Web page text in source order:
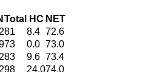
Total HC NET
81 8.4 72.6
73 0.0 73.0
83 9.6 73.4
98 24.074.0